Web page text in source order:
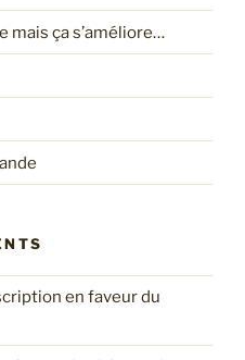
mais ça s’améliore…
en faveur du